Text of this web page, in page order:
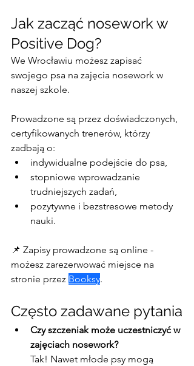
Jak zacząć nosework w
Positive Dog?
We Wrocławiu możesz zapisać
swojego psa na zajęcia nosework w
naszej szkole.
Prowadzone są przez doświadczonych,
certyfikowanych trenerów, którzy
zadbają o:
indywidualne podejście do psa,
stopniowe wprowadzanie
trudniejszych zadań,
pozytywne i bezstresowe metody
nauki.
📌 Zapisy prowadzone są online -
możesz zarezerwować miejsce na
stronie przez Booksy.
Często zadawane pytania
Czy szczeniak może uczestniczyć w
zajęciach nosework?
Tak! Nawet młode psy mogą